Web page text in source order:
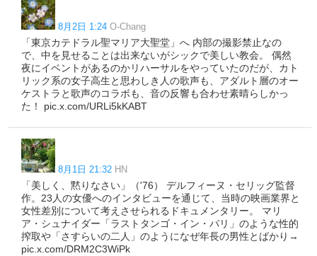
8月2日 1:24 O-Chang
「東京カテドラル聖マリア大聖堂」へ 内部の撮影禁止なの
で、中を見せることは出来ないがシックで美しい教会。 偶然
夜にイベントがあるのかリハーサルをやっていたのだが、カト
リック系の女子高生と思わしき人の歌声も、アダルト層のオー
ケストラと歌声のコラボも、音の反響も合わせ素晴らしかっ
た！ pic.x.com/URLi5kKABT
8月1日 21:32 HN
「美しく、黙りなさい」（'76） デルフィーヌ・セリッグ監督
作。23人の女優へのインタビューを通じて、当時の映画業界と
女性差別について考えさせられるドキュメンタリー。 マリ
ア・シュナイダー「ラストタンゴ・イン・パリ」のような性的
搾取や「さすらいの二人」のようになぜ年長の男性とばかり→
pic.x.com/DRM2C3WiPk